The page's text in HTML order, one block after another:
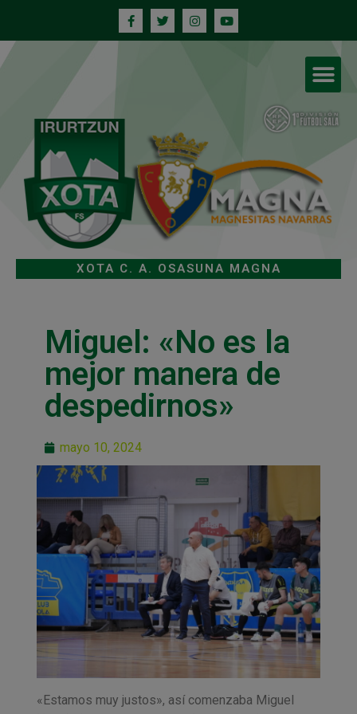
XOTA C. A. OSASUNA MAGNA
Miguel: «No es la
mejor manera de
despedirnos»
mayo 10, 2024
«Estamos muy justos», así comenzaba Miguel